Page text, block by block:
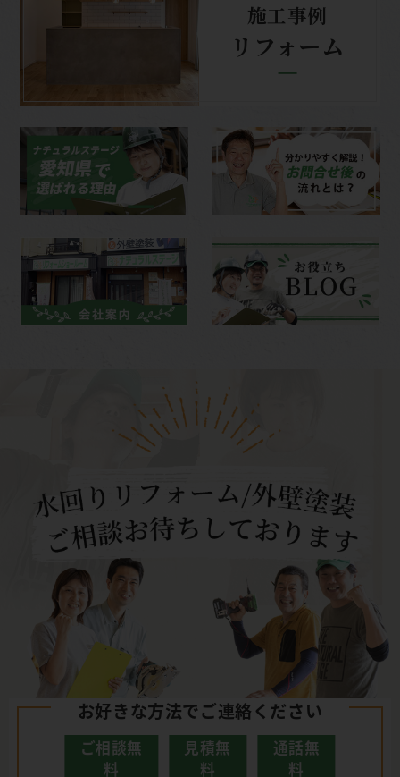
施工事例
リフォーム
お好きな方法でご連絡ください
ご相談無
料
見積無
料
通話無
料